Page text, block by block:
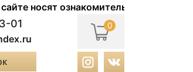
носят ознакомительный характер.
01 0